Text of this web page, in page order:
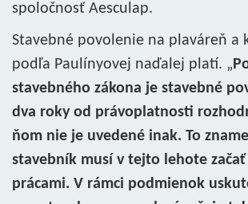
spoločnosť Aesculap.
Stavebné povolenie na plaváreň a
podľa Paulínyovej naďalej platí. „
stavebného zákona je stavebné
dva roky od právoplatnosti
ňom nie je uvedené inak. To
stavebník musí v tejto lehote
prácami. V rámci podmienok